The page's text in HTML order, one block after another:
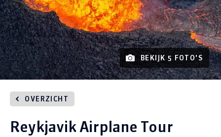
BEKIJK 5 FOTO'S
OVERZICHT
Reykjavik Airplane Tour